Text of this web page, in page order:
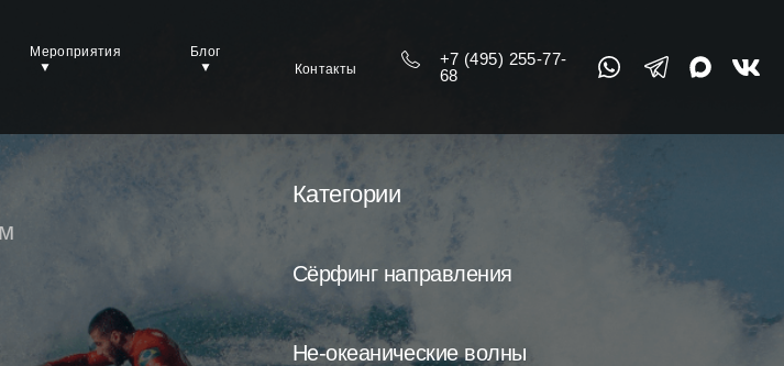
Мероприятия
Блог
Контакты
+7 (495) 255-77-
68
Категории
Сёрфинг направления
Не-океанические волны